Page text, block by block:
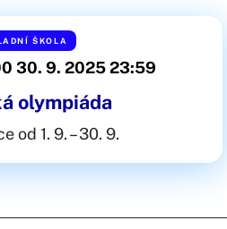
ŠKOLA
30. 9. 2025 23:59
olympiáda
od 1. 9. – 30. 9.